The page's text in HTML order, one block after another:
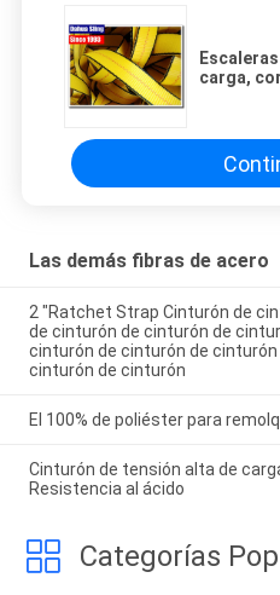
carga,
Las demás fibras de acero
2 "Ratchet Strap Cinturón de
de cinturón de cinturón de
cinturón de cinturón de
cinturón de cinturón
El 100% de poliéster para
Cinturón de tensión alta de
Resistencia al ácido
Categorías